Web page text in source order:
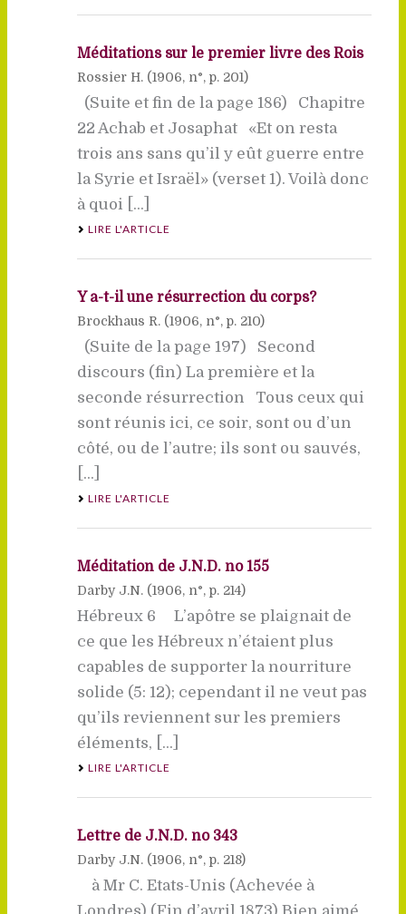
Méditations sur le premier livre des Rois
Rossier H. (1906, n°, p. 201)
(Suite et fin de la page 186) Chapitre
22 Achab et Josaphat «Et on resta
trois ans sans qu’il y eût guerre entre
la Syrie et Israël» (verset 1). Voilà donc
à quoi [...]
LIRE L'ARTICLE
Y a-t-il une résurrection du corps?
Brockhaus R. (1906, n°, p. 210)
(Suite de la page 197) Second
discours (fin) La première et la
seconde résurrection Tous ceux qui
sont réunis ici, ce soir, sont ou d’un
côté, ou de l’autre; ils sont ou sauvés,
[...]
LIRE L'ARTICLE
Méditation de J.N.D. no 155
Darby J.N. (1906, n°, p. 214)
Hébreux 6 L’apôtre se plaignait de
ce que les Hébreux n’étaient plus
capables de supporter la nourriture
solide (5: 12); cependant il ne veut pas
qu’ils reviennent sur les premiers
éléments, [...]
LIRE L'ARTICLE
Lettre de J.N.D. no 343
Darby J.N. (1906, n°, p. 218)
à Mr C. Etats-Unis (Achevée à